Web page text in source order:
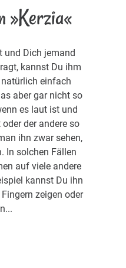
»Kerzia«
und Dich jemand
kannst Du ihm
einfach
aber gar nicht so
es laut ist und
der andere so
ihn zwar sehen,
In solchen Fällen
auf viele andere
kannst Du ihn
zeigen oder